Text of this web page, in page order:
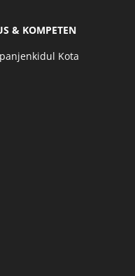
& KOMPETEN
Kota